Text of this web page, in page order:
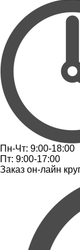
Пн-Чт: 9:00-18:00
Пт: 9:00-17:00
Заказ он-лайн